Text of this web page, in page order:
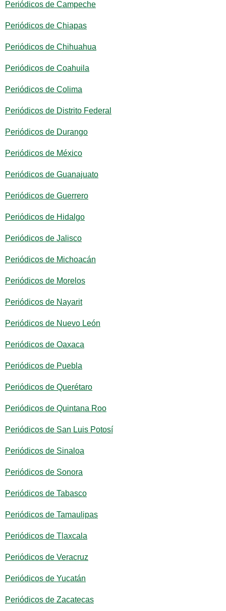
Periódicos de Campeche
Periódicos de Chiapas
Periódicos de Chihuahua
Periódicos de Coahuila
Periódicos de Colima
Periódicos de Distrito Federal
Periódicos de Durango
Periódicos de México
Periódicos de Guanajuato
Periódicos de Guerrero
Periódicos de Hidalgo
Periódicos de Jalisco
Periódicos de Michoacán
Periódicos de Morelos
Periódicos de Nayarit
Periódicos de Nuevo León
Periódicos de Oaxaca
Periódicos de Puebla
Periódicos de Querétaro
Periódicos de Quintana Roo
Periódicos de San Luis Potosí
Periódicos de Sinaloa
Periódicos de Sonora
Periódicos de Tabasco
Periódicos de Tamaulipas
Periódicos de Tlaxcala
Periódicos de Veracruz
Periódicos de Yucatán
Periódicos de Zacatecas